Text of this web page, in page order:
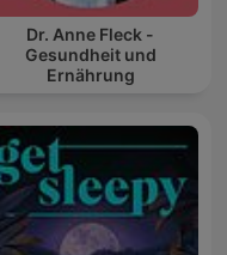
Dr. Anne Fleck -
Gesundheit und
Ernährung